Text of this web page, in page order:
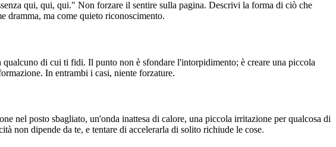
qui, qui, qui." Non forzare il sentire sulla pagina. Descrivi la forma di ciò che
dramma, ma come quieto riconoscimento.
di cui ti fidi. Il punto non è sfondare l'intorpidimento; è creare una piccola
In entrambi i casi, niente forzature.
nel posto sbagliato, un'onda inattesa di calore, una piccola irritazione per qualcosa di
non dipende da te, e tentare di accelerarla di solito richiude le cose.